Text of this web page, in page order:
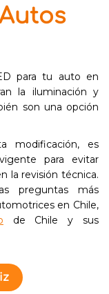
para tu auto en
la iluminación y
son una opción
modificación, es
para evitar
la revisión técnica.
preguntas más
en Chile,
de Chile y sus